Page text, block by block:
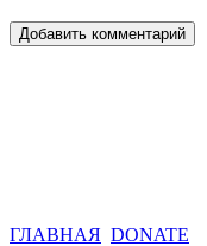
ГЛАВНАЯ DONATE